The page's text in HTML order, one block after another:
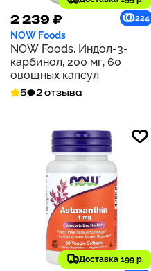
2 239 ₽ 224
NOW Foods
NOW Foods, Индол-3-
карбинол, 200 мг, 60
овощных капсул
5 2 отзыва
Доставка 199 р.